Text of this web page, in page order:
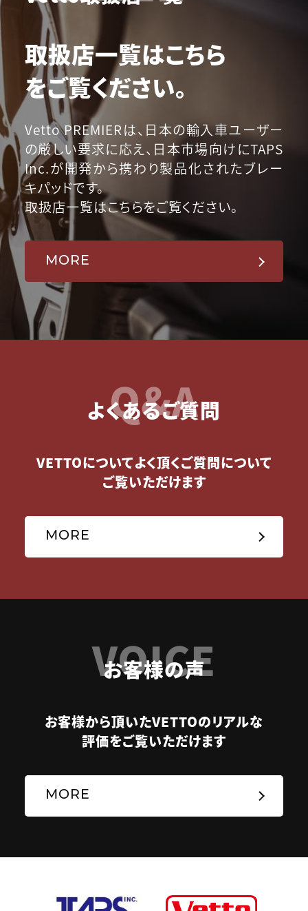
取扱店一覧はこちら
をご覧ください。
Vetto PREMIERは、日本の輸入車ユーザー
の厳しい要求に応え、日本市場向けにTAPS
Inc.が開発から携わり製品化されたブレー
キパッドです。
取扱店一覧はこちらをご覧ください。
MORE
Q&A
よくあるご質問
VETTOについてよく頂くご質問について
ご覧いただけます
MORE
VOICE
お客様の声
お客様から頂いたVETTOのリアルな
評価をご覧いただけます
MORE